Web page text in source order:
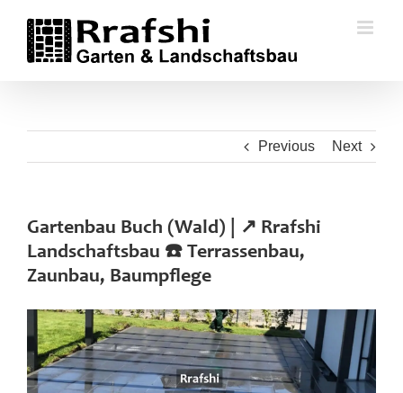
content
Previous Next
Gartenbau Buch (Wald) | ↗️ Rrafshi
Landschaftsbau ☎️ Terrassenbau,
Zaunbau, Baumpflege